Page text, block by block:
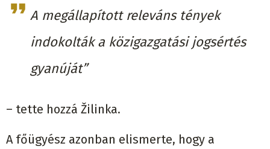
A megállapított releváns tények
indokolták a közigazgatási jogsértés
gyanúját”
– tette hozzá Žilinka.
A főügyész azonban elismerte, hogy a